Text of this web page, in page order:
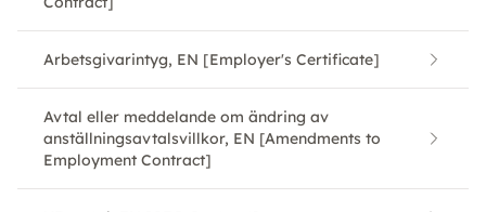
Arbetsgivarintyg, EN [Employer's Certificate]
Avtal eller meddelande om ändring av
anställningsavtalsvillkor, EN [Amendments to
Employment Contract]